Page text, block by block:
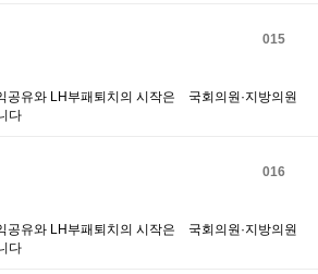
015
공유와 LH부패퇴치의 시작은 국회의원·지방의원
다
016
공유와 LH부패퇴치의 시작은 국회의원·지방의원
다